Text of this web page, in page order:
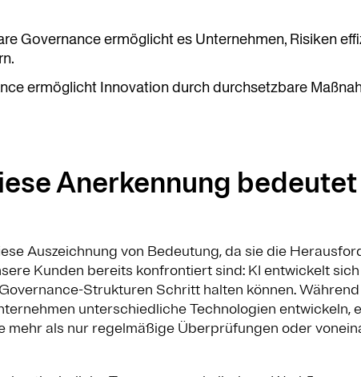
Governance ermöglicht es Unternehmen, Risiken
ermöglicht Innovation durch durchsetzbare
Anerkennung bedeutet
Auszeichnung von Bedeutung, da sie die
Kunden bereits konfrontiert sind: KI entwickelt sich
Strukturen Schritt halten können.
unterschiedliche Technologien entwickeln,
mehr als nur regelmäßige Überprüfungen oder